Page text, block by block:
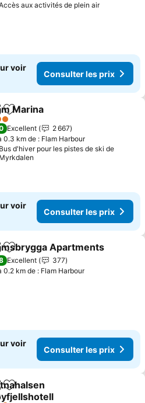
aux activités de plein air
voir
Consulter les prix
Ajouter à mes favoris
Marina
Excellent
2 667
0.3 km de : Flam Harbour
Bus d'hiver pour les pistes de ski de
Myrkdalen
voir
Consulter les prix
Ajouter à mes favoris
Apartments
Excellent
377
0.2 km de : Flam Harbour
voir
Consulter les prix
Ajouter à mes favoris